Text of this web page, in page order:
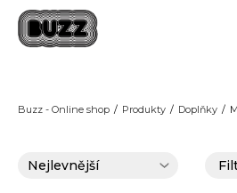
pro objednávky nad 2.500 Kč
Buzz - Online shop Produkty Doplňky